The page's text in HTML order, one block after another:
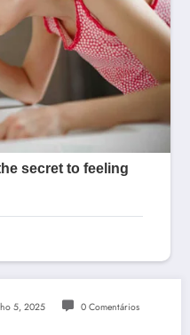
5, 2025 0 Comentários